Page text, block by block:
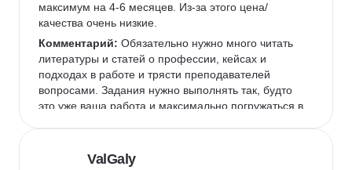
максимум на 4-6 месяцев. Из-за этого цена/
качества очень низкие.
Комментарий: Обязательно нужно много читать
литературы и статей о профессии, кейсах и
подходах в работе и трясти преподавателей
вопросами. Задания нужно выполнять так, будто
это уже ваша работа и максимально погружаться в
ValGaly